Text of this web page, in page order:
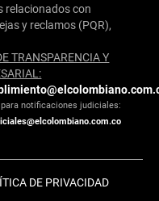
relacionados con
y reclamos (PQR),
TRANSPARENCIA Y
notificaciones judiciales:
DE PRIVACIDAD